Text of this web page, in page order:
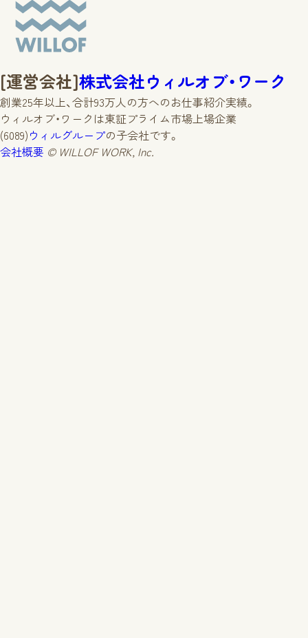
[運営会社]株式会社ウィルオブ・ワーク
創業25年以上、合計93万人の方へのお仕事紹介実績。
ウィルオブ・ワークは東証プライム市場上場企業
(6089)ウィルグループの子会社です。
会社概要 © WILLOF WORK, Inc.